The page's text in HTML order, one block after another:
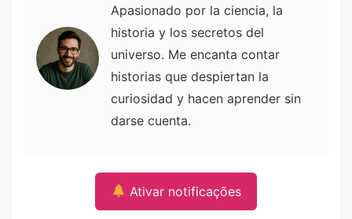
Apasionado por la ciencia, la
historia y los secretos del
universo. Me encanta contar
historias que despiertan la
curiosidad y hacen aprender sin
darse cuenta.
Ativar notificações